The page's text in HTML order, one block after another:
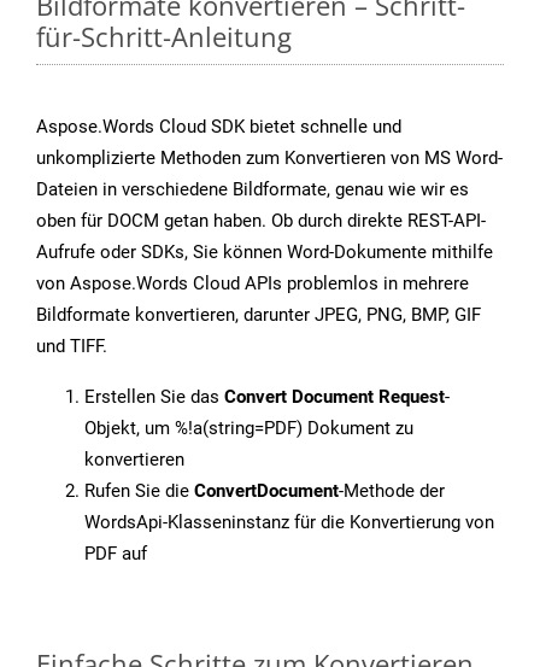
für-Schritt-Anleitung
Aspose.Words Cloud SDK bietet schnelle und
unkomplizierte Methoden zum Konvertieren von MS Word-
Dateien in verschiedene Bildformate, genau wie wir es
oben für DOCM getan haben. Ob durch direkte REST-API-
Aufrufe oder SDKs, Sie können Word-Dokumente mithilfe
von Aspose.Words Cloud APIs problemlos in mehrere
Bildformate konvertieren, darunter JPEG, PNG, BMP, GIF
und TIFF.
Erstellen Sie das Convert Document Request-
Objekt, um %!a(string=PDF) Dokument zu
konvertieren
Rufen Sie die ConvertDocument-Methode der
WordsApi-Klasseninstanz für die Konvertierung von
PDF auf